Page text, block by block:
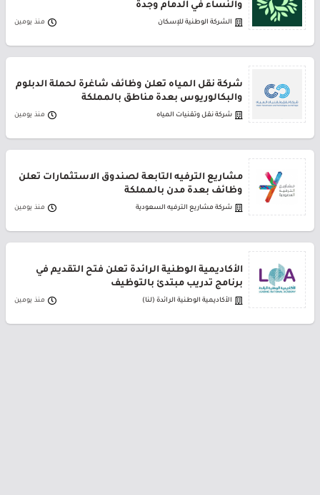
والنساء في الدمام وجدة
الشركة الوطنية للإسكان منذ يومين
شركة نقل المياه تعلن وظائف شاغرة لحملة الدبلوم
والبكالوريوس بعدة مناطق بالمملكة
شركة نقل وتقنيات المياه منذ يومين
مشاريع الترفيه التابعة لصندوق الاستثمارات تعلن
وظائف بعدة مدن بالمملكة
شركة مشاريع الترفيه السعودية منذ يومين
الأكاديمية الوطنية الرائدة تعلن فتح التقديم في
برنامج تدريب مبتدئ بالتوظيف
الأكاديمية الوطنية الرائدة (لنا) منذ يومين